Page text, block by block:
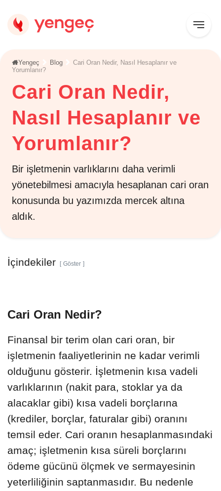
Yengeç Blog
Cari Oran Nedir, Nasıl Hesaplanır ve
Yorumlanır?
Cari Oran Nedir,
Nasıl Hesaplanır ve
Yorumlanır?
Bir işletmenin varlıklarını daha verimli
yönetebilmesi amacıyla hesaplanan cari oran
konusunda bu yazımızda mercek altına
aldık.
Cari Oran Nedir?
Finansal bir terim olan cari oran, bir
işletmenin faaliyetlerinin ne kadar verimli
olduğunu gösterir. İşletmenin kısa vadeli
varlıklarının (nakit para, stoklar ya da
alacaklar gibi) kısa vadeli borçlarına
(krediler, borçlar, faturalar gibi) oranını
temsil eder. Cari oranın hesaplanmasındaki
amaç; işletmenin kısa süreli borçlarını
ödeme gücünü ölçmek ve sermayesinin
yeterliliğinin saptanmasıdır. Bu nedenle
İçindekiler Göster